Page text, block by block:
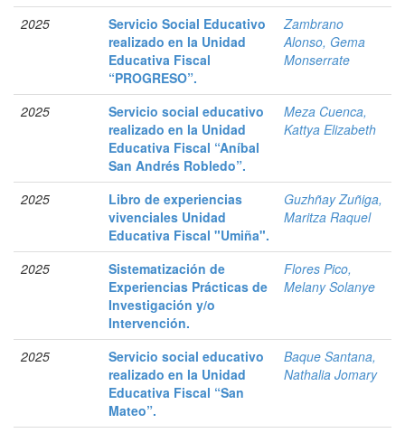
2025
Servicio Social Educativo
realizado en la Unidad
Educativa Fiscal
“PROGRESO”.
Zambrano
Alonso, Gema
Monserrate
2025
Servicio social educativo
realizado en la Unidad
Educativa Fiscal “Aníbal
San Andrés Robledo”.
Meza Cuenca,
Kattya Elizabeth
2025
Libro de experiencias
vivenciales Unidad
Educativa Fiscal "Umiña".
Guzhñay Zuñiga,
Maritza Raquel
2025
Sistematización de
Experiencias Prácticas de
Investigación y/o
Intervención.
Flores Pico,
Melany Solanye
2025
Servicio social educativo
realizado en la Unidad
Educativa Fiscal “San
Mateo”.
Baque Santana,
Nathalia Jomary